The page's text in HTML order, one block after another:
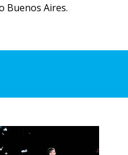
Buenos Aires.